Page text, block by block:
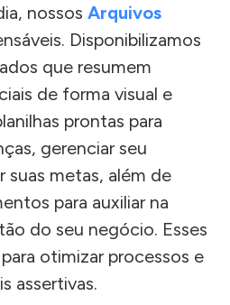
nossos Arquivos
Disponibilizamos
que resumem
de forma visual e
prontas para
gerenciar seu
metas, além de
para auxiliar na
do seu negócio. Esses
otimizar processos e
assertivas.